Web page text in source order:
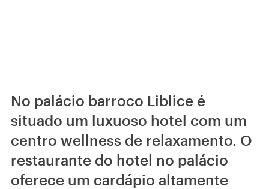
No palácio barroco Liblice é
situado um luxuoso hotel com um
centro wellness de relaxamento. O
restaurante do hotel no palácio
oferece um cardápio altamente